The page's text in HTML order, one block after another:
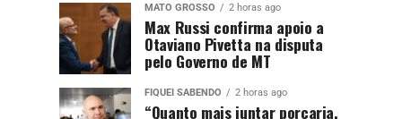
MATO GROSSO 2 horas ago
Max Russi confirma apoio a
Otaviano Pivetta na disputa
pelo Governo de MT
FIQUEI SABENDO 2 horas ago
“Quanto mais juntar porcaria,